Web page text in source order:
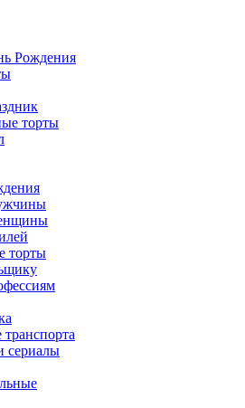
Рождения
торты
торты
сериалы